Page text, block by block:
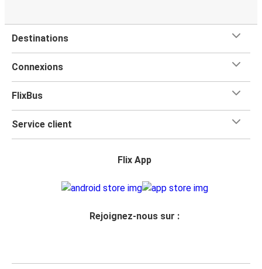
Destinations
Connexions
FlixBus
Service client
Flix App
Rejoignez-nous sur :